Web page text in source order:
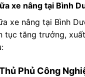
xe nâng tại Bình
xe nâng tại Bình
tục tăng trưởng,
Phủ Công